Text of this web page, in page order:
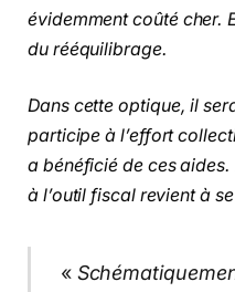
évidemment coûté cher.
du rééquilibrage.
Dans cette optique, il
participe à l’effort
a bénéficié de ces
à l’outil fiscal revient à
«